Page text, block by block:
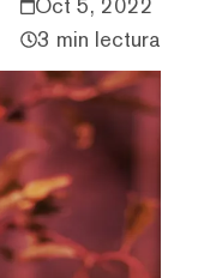
Oct 5, 2022
3 min lectura